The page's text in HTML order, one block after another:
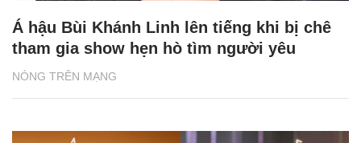
NÓNG TRÊN MẠNG
Á hậu Bùi Khánh Linh lên tiếng khi bị chê
tham gia show hẹn hò tìm người yêu